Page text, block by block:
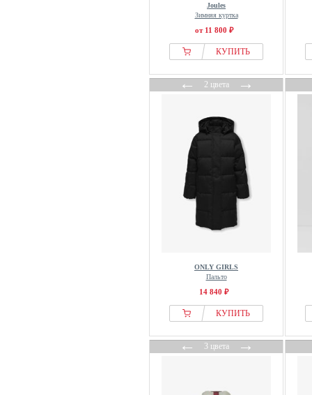
Joules
Зимняя куртка
от 11 800 ₽
КУПИТЬ
←2 цвета→
ONLY GIRLS
Пальто
14 840 ₽
КУПИТЬ
←3 цвета→